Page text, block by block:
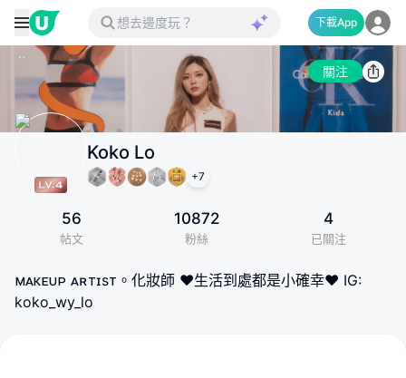
下載App
關注
Koko Lo
+7
56
帖文
10872
粉絲
4
已關注
ᴍᴀᴋᴇᴜᴘ ᴀʀᴛɪsᴛ。化妝師 ❤生活到處都是小確幸❤ IG:
koko_wy_lo